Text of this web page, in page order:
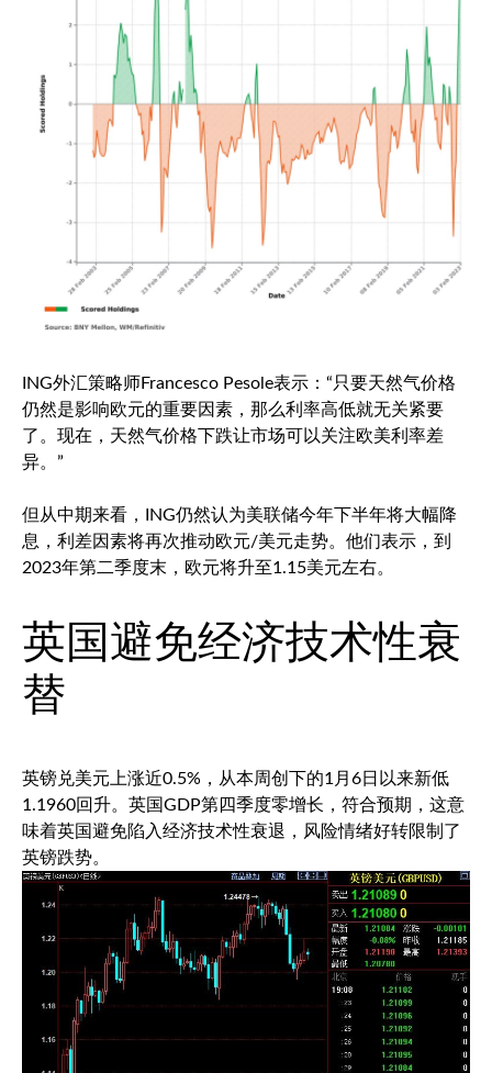
ING外汇策略师Francesco Pesole表示：“只要天然气价格
仍然是影响欧元的重要因素，那么利率高低就无关紧要
了。现在，天然气价格下跌让市场可以关注欧美利率差
异。”
但从中期来看，ING仍然认为美联储今年下半年将大幅降
息，利差因素将再次推动欧元/美元走势。他们表示，到
2023年第二季度末，欧元将升至1.15美元左右。
英国避免经济技术性衰
替
英镑兑美元 上涨近0.5%，从本周创下的1月6日以来新低
1.1960回升。英国GDP第四季度零增长，符合预期，这意
味着英国避免陷入经济技术性衰退，风险情绪好转限制了
英镑跌势。